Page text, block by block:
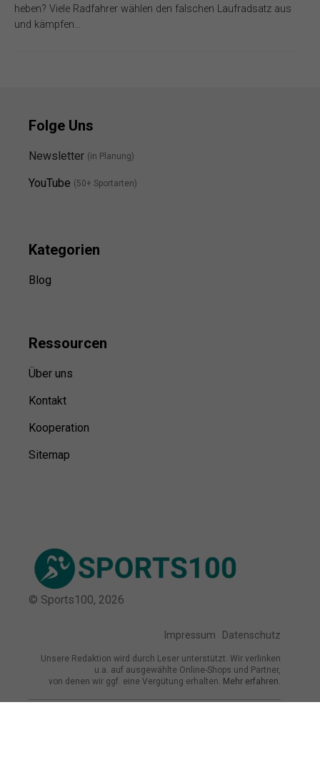
heben? Viele Radfahrer wählen den falschen Laufradsatz aus
und kämpfen…
Folge Uns
Newsletter (in Planung)
YouTube (50+ Sportarten)
Kategorien
Blog
Ressourcen
Über uns
Kontakt
Kooperation
Sitemap
© Sports100, 2026
Impressum Datenschutz
Unsere Redaktion wird durch Leser unterstützt. Wir verlinken
u.a. auf ausgewählte Online-Shops und Partner,
von denen wir ggf. eine Vergütung erhalten. Mehr erfahren.